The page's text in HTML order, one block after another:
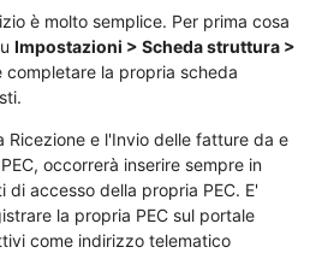
è molto semplice. Per prima cosa
Impostazioni > Scheda struttura >
la propria scheda
Ricezione e l'Invio delle fatture da e
occorrerà inserire sempre in
accesso della propria PEC. E'
la propria PEC sul portale
come indirizzo telematico